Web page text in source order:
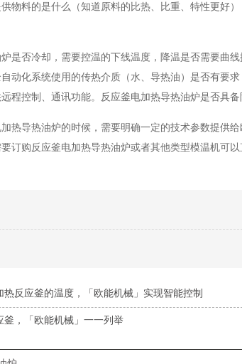
物料的是什么（知道原料的比热、比重、特性更好
是否冷却，需要控温的下线温度，降温是否需要曲
动化系统使用的传热介质（水、导热油）是否有要
程控制、通讯功能。反应釜电加热导热油炉是否具
热导热油炉的时候，需要明确一定的技术参数提供
订购反应釜电加热导热油炉或者其他类型模温机可以
热反应釜的温度，「欧能机械」实现智能控制
釜，「欧能机械」一一列举